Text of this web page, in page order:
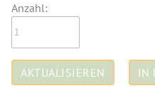
Anzahl: